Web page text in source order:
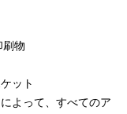
刷物
ット
よって、すべてのア